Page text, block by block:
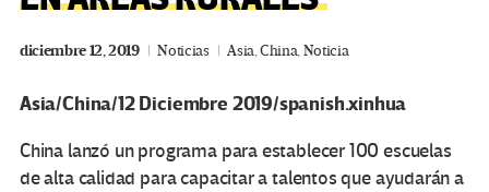
diciembre 12, 2019 Noticias Asia,China,Noticia
Asia/China/12 Diciembre 2019/spanish.xinhua
China lanzó un programa para establecer 100 escuelas
de alta calidad para capacitar a talentos que ayudarán a